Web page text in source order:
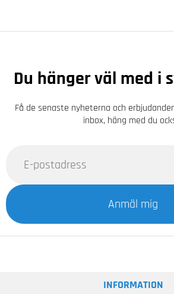
Du hänger väl med i
Få de senaste nyheterna och
inbox, häng med du
Anmäl mig
INFORMATION